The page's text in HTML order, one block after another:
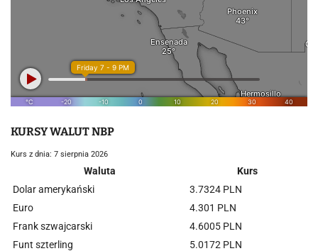
KURSY WALUT NBP
Kurs z dnia: 7 sierpnia 2026
Waluta
Kurs
Dolar amerykański
3.7324 PLN
Euro
4.301 PLN
Frank szwajcarski
4.6005 PLN
Funt szterling
5.0172 PLN